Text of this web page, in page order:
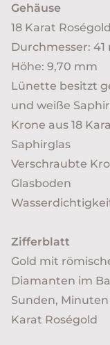
Gehäuse
18 Karat Roségold
Durchmesser: 41
Höhe: 9,70 mm
Lünette besitzt
und weiße
Krone aus 18
Saphirglas
Verschraubte
Glasboden
Zifferblatt
Gold mit
Diamanten im
Sunden,
Karat Roségold